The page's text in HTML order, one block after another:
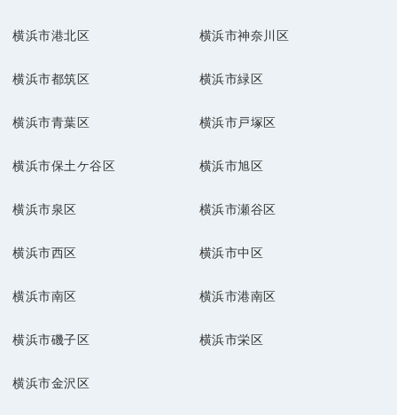
横浜市港北区 横浜市神奈川区
横浜市都筑区 横浜市緑区
横浜市青葉区 横浜市戸塚区
横浜市保土ケ谷区 横浜市旭区
横浜市泉区 横浜市瀬谷区
横浜市西区 横浜市中区
横浜市南区 横浜市港南区
横浜市磯子区 横浜市栄区
横浜市金沢区